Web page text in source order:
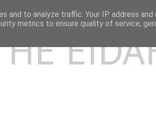
and to analyze traffic. Your IP address and
metrics to ensure quality of service,